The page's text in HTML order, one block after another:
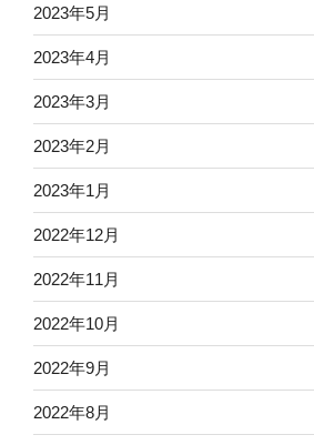
2023年5月
2023年4月
2023年3月
2023年2月
2023年1月
2022年12月
2022年11月
2022年10月
2022年9月
2022年8月